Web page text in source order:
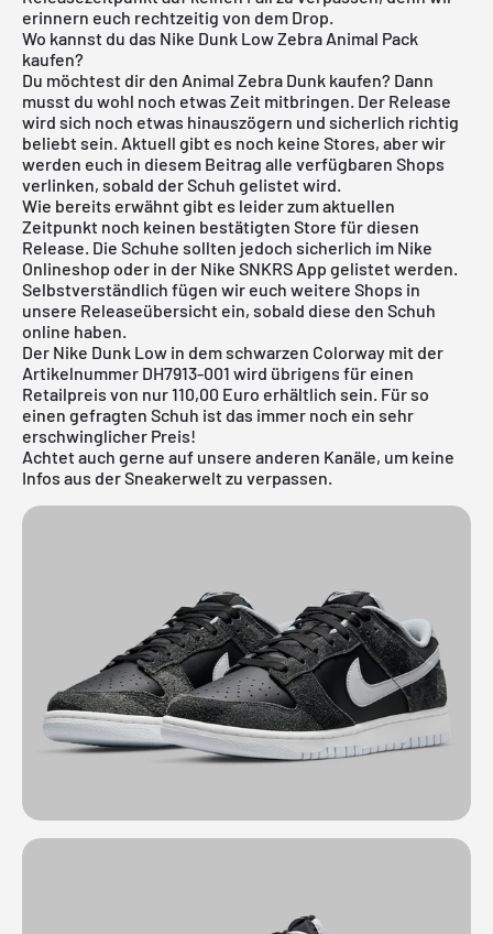
erinnern euch rechtzeitig von dem Drop.
Wo kannst du das Nike Dunk Low Zebra Animal Pack
kaufen?
Du möchtest dir den Animal Zebra Dunk kaufen? Dann
musst du wohl noch etwas Zeit mitbringen. Der Release
wird sich noch etwas hinauszögern und sicherlich richtig
beliebt sein. Aktuell gibt es noch keine Stores, aber wir
werden euch in diesem Beitrag alle verfügbaren Shops
verlinken, sobald der Schuh gelistet wird.
Wie bereits erwähnt gibt es leider zum aktuellen
Zeitpunkt noch keinen bestätigten Store für diesen
Release. Die Schuhe sollten jedoch sicherlich im Nike
Onlineshop oder in der Nike SNKRS App gelistet werden.
Selbstverständlich fügen wir euch weitere Shops in
unsere Releaseübersicht ein, sobald diese den Schuh
online haben.
Der Nike Dunk Low in dem schwarzen Colorway mit der
Artikelnummer DH7913-001 wird übrigens für einen
Retailpreis von nur 110,00 Euro erhältlich sein. Für so
einen gefragten Schuh ist das immer noch ein sehr
erschwinglicher Preis!
Achtet auch gerne auf unsere anderen Kanäle, um keine
Infos aus der Sneakerwelt zu verpassen.